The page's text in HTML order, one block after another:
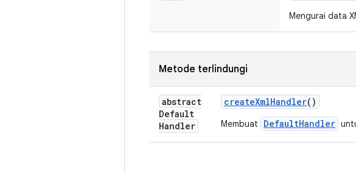
Mengurai data
Metode terlindungi
abstract
Default
Handler
createXmlHandler()
Membuat DefaultHandler